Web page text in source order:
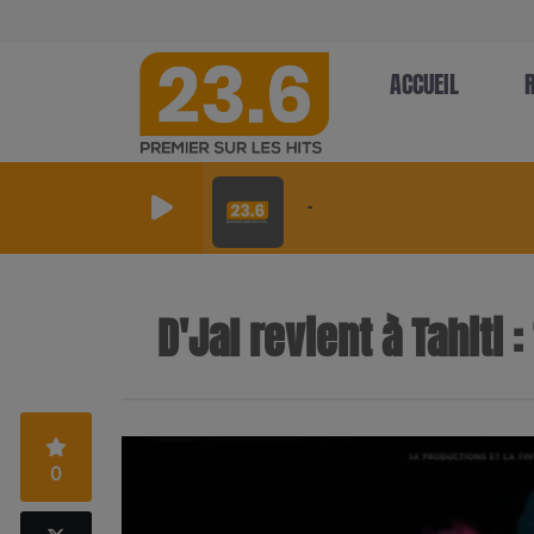
ACCUEIL
-
D'Jal revient à Tahiti
0